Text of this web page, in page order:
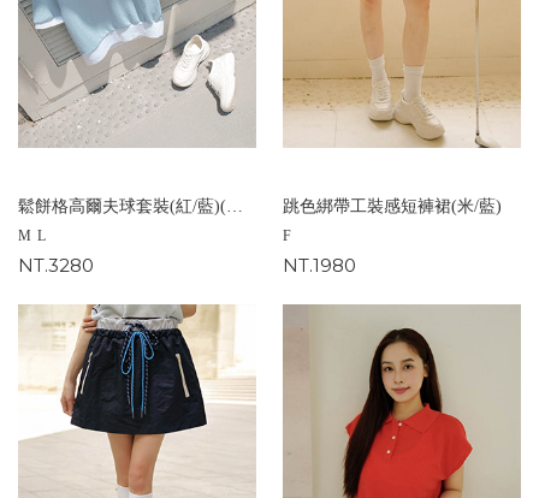
M L
NT.3280
跳色綁帶工裝感短褲裙(米/藍)
F
NT.1980